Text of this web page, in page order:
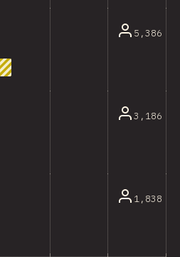
5,386
3,186
1,838